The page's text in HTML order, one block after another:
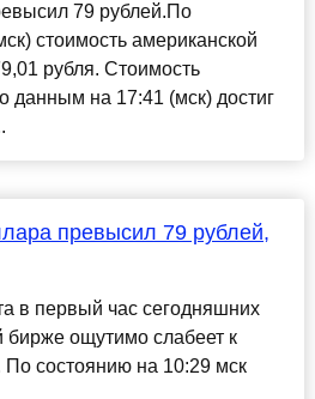
79 рублей.По
стоимость американской
рубля. Стоимость
данным на 17:41 (мск) достиг
превысил 79 рублей,
в первый час сегодняшних
бирже ощутимо слабеет к
состоянию на 10:29 мск